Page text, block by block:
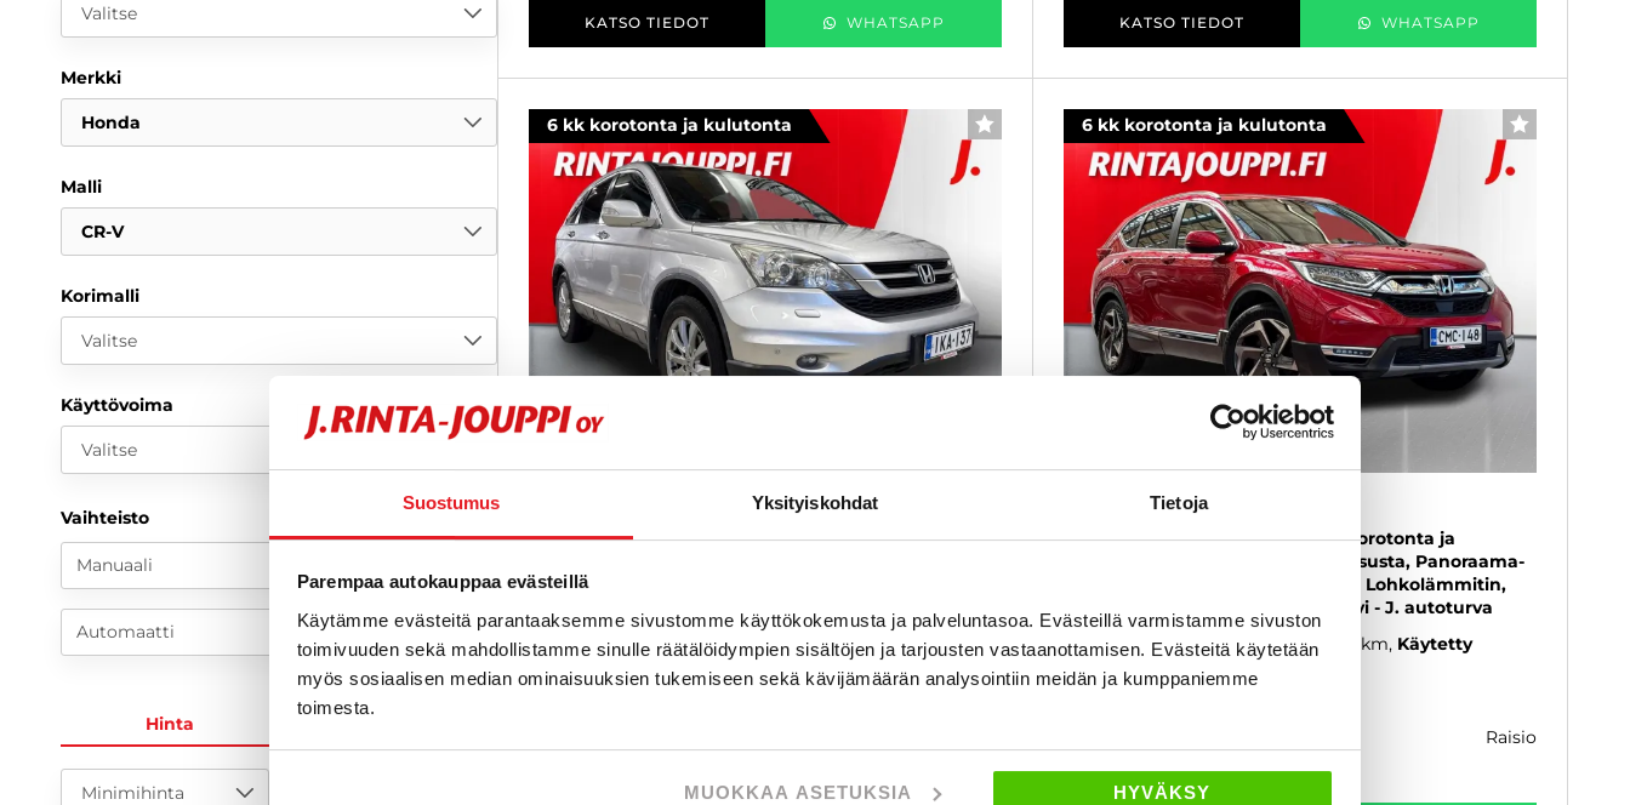
Suostumus Yksityiskohdat Tietoja
Parempaa autokauppaa evästeillä
Käytämme evästeitä parantaaksemme sivustomme käyttökokemusta ja palveluntasoa. Evästeillä varmistamme sivuston
toimivuuden sekä mahdollistamme sinulle räätälöidympien sisältöjen ja tarjousten vastaanottamisen. Evästeitä käytetään
myös sosiaalisen median ominaisuuksien tukemiseen sekä kävijämäärän analysointiin meidän ja kumppaniemme
toimesta.
MUOKKAA ASETUKSIA HYVÄKSY
Valitse
Merkki
Honda
Malli
CR-V
Korimalli
Valitse
Käyttövoima
Valitse
Vaihteisto
Manuaali
Automaatti
Hinta
Minimihinta
KATSO TIEDOT WHATSAPP KATSO TIEDOT WHATSAPP
6 kk korotonta ja kulutonta SUOSIKKI
2,0i Elegance Lifestyle 4WD - 6 kk korotonta ja
Lohkolämmitin+Sisäpistoke, Nahka/Alcantara
Suomi-Auto, Vakkari, Ilmastointi. 2x Renkaat
2011
, Manuaali, Bensiini, 221 000 km Käytetty
alk. 141 € / kk
porvoo
6 kk korotonta ja kulutonta SUOSIKKI
Honda CR-V
Executive AWD AT 193 hv - 6 kk korotonta ja
kulutonta maksuaikaa! - Nahkasisusta, Panoraama-
Katto, Adapt.Cruise, Vetokoukku, Lohkolämmitin,
Subwoofer, Peruutuskamera, Navi - J. autoturva
2019 , Automaatti, Bensiini, 85 000 km Käytetty
alk. 288 € / kk
raisio